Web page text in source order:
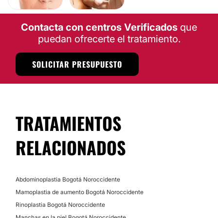
Peeling
Tratamientos para adelgazar
Microdermoabrasión
Contacta con centros Verificados que
puedan ofrecerte el tratamiento.
SOLICITAR PRESUPUESTO
TRATAMIENTOS
RELACIONADOS
Abdominoplastia Bogotá Noroccidente
Mamoplastia de aumento Bogotá Noroccidente
Rinoplastia Bogotá Noroccidente